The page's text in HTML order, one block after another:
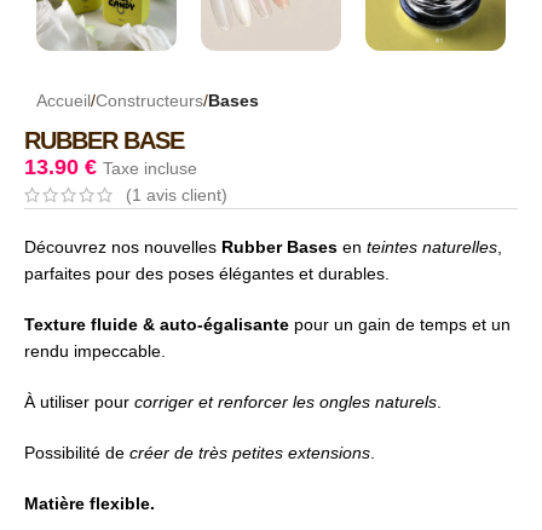
Accueil Constructeurs Bases
RUBBER BASE
13.90 € Taxe incluse
(1 avis client)
Découvrez nos nouvelles Rubber Bases en teintes naturelles,
parfaites pour des poses élégantes et durables.
Texture fluide & auto-égalisante pour un gain de temps et un
rendu impeccable.
À utiliser pour corriger et renforcer les ongles naturels.
Possibilité de créer de très petites extensions.
Matière flexible.